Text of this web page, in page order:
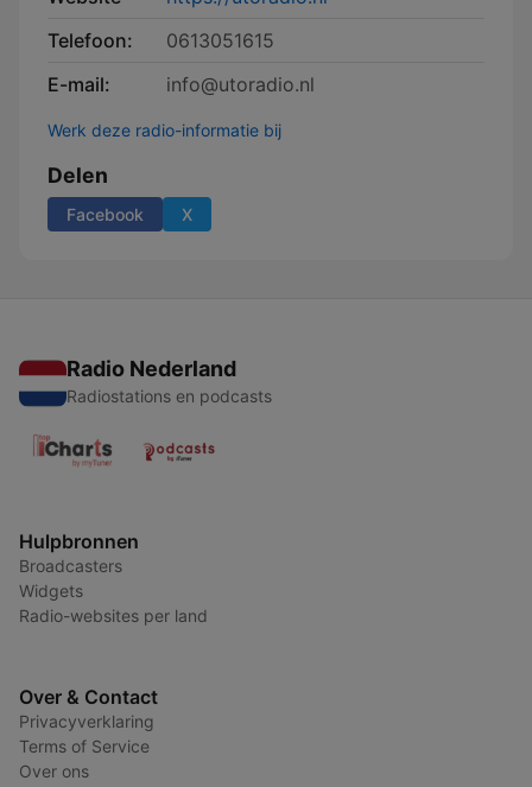
Telefoon:
0613051615
E-mail:
info@utoradio.nl
Werk deze radio-informatie bij
Delen
Facebook X
Radio Nederland
Radiostations en podcasts
Hulpbronnen
Broadcasters
Widgets
Radio-websites per land
Over & Contact
Privacyverklaring
Terms of Service
Over ons